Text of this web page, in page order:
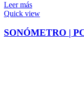
Leer más
Quick view
SONÓMETRO |